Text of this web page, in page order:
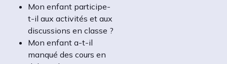
Mon enfant participe-
t-il aux activités et aux
discussions en classe ?
Mon enfant a-t-il
manqué des cours en